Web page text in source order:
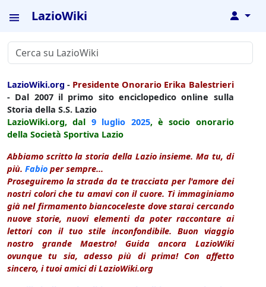
LazioWiki ↓
LazioWiki.org - Presidente Onorario Erika Balestrieri
- Dal 2007 il primo sito enciclopedico online sulla
Storia della S.S. Lazio
LazioWiki.org, dal 9 luglio 2025, è socio onorario
della Società Sportiva Lazio
Abbiamo scritto la storia della Lazio insieme. Ma tu, di
più. Fabio per sempre...
Proseguiremo la strada da te tracciata per l'amore dei
nostri colori che tu amavi con il cuore. Ti immaginiamo
già nel firmamento biancoceleste dove starai cercando
nuove storie, nuovi elementi da poter raccontare ai
lettori con il tuo stile inconfondibile. Buon viaggio
nostro grande Maestro! Guida ancora LazioWiki
ovunque tu sia, adesso più di prima! Con affetto
sincero, i tuoi amici di LazioWiki.org